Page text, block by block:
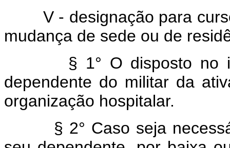
V - designação para curso
mudança de sede ou de
§ 1° O disposto no
dependente do militar da
organização hospitalar.
§ 2° Caso seja